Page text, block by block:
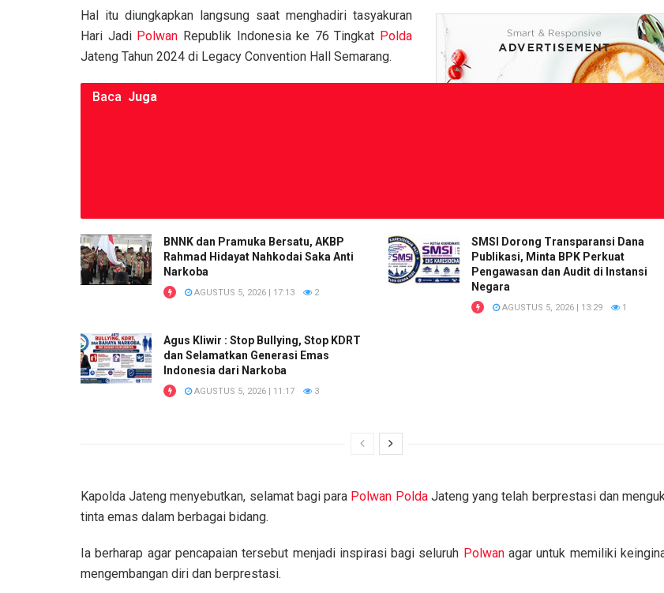
o
k
p
p
k
Hal itu diungkapkan langsung saat menghadiri tasyakuran
Hari Jadi Polwan Republik Indonesia ke 76 Tingkat Polda
Jateng Tahun 2024 di Legacy Convention Hall Semarang.
Baca Juga
BNNK dan Pramuka Bersatu, AKBP
Rahmad Hidayat Nahkodai Saka Anti
Narkoba
AGUSTUS 5, 2026 | 17:13 2
SMSI Dorong Transparansi Dana
Publikasi, Minta BPK Perkuat
Pengawasan dan Audit di Instansi
Negara
AGUSTUS 5, 2026 | 13:29 1
Agus Kliwir : Stop Bullying, Stop KDRT
dan Selamatkan Generasi Emas
Indonesia dari Narkoba
AGUSTUS 5, 2026 | 11:17 3
Kapolda Jateng menyebutkan, selamat bagi para Polwan PoldaJateng yang telah berprestasi dan
tinta emas dalam berbagai bidang.
Ia berharap agar pencapaian tersebut menjadi inspirasi bagi seluruh Polwanagar untuk memiliki
mengembangan diri dan berprestasi.